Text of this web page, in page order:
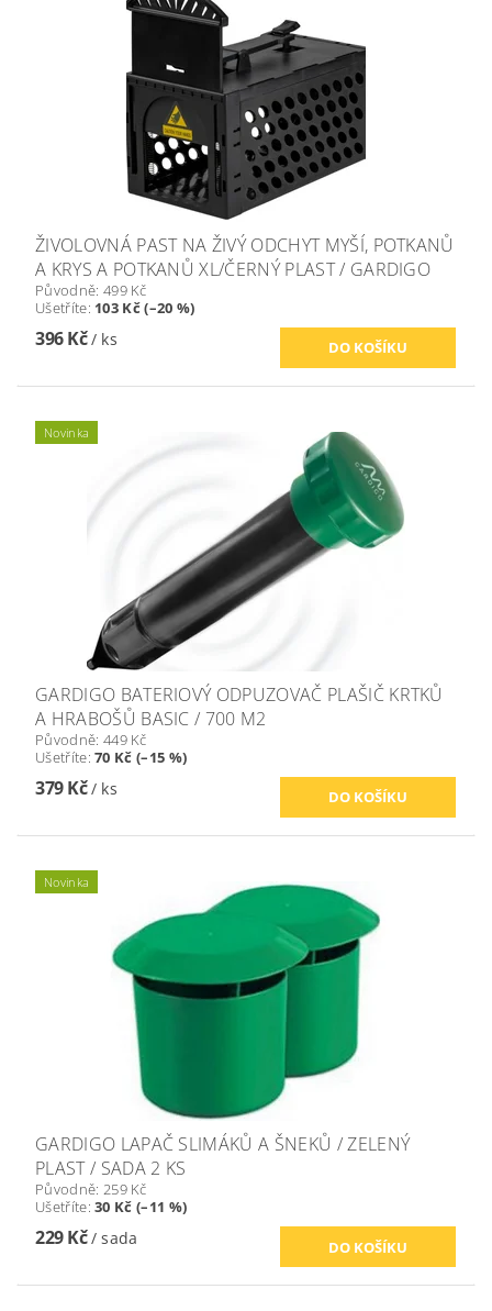
ŽIVOLOVNÁ PAST NA ŽIVÝ ODCHYT MYŠÍ, POTKANŮ
A KRYS A POTKANŮ XL/ČERNÝ PLAST / GARDIGO
Původně: 499 Kč
Ušetříte: 103 Kč (–20 %)
396 Kč/ ks
Novinka
GARDIGO BATERIOVÝ ODPUZOVAČ PLAŠIČ KRTKŮ
A HRABOŠŮ BASIC / 700 M2
Původně: 449 Kč
Ušetříte:70 Kč (–15 %)
379 Kč/ ks
Novinka
GARDIGO LAPAČ SLIMÁKŮ A ŠNEKŮ / ZELENÝ
PLAST / SADA 2 KS
Původně: 259 Kč
Ušetříte:30 Kč (–11 %)
229 Kč/ sada